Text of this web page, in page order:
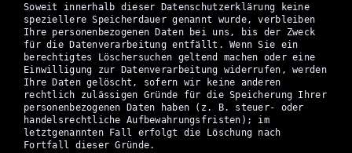
Soweit innerhalb dieser Datenschutzerklärung keine
speziellere Speicherdauer genannt wurde, verbleiben
Ihre personenbezogenen Daten bei uns, bis der Zweck
für die Datenverarbeitung entfällt. Wenn Sie ein
berechtigtes Löschersuchen geltend machen oder eine
Einwilligung zur Datenverarbeitung widerrufen, werden
Ihre Daten gelöscht, sofern wir keine anderen
rechtlich zulässigen Gründe für die Speicherung Ihrer
personenbezogenen Daten haben (z. B. steuer- oder
handelsrechtliche Aufbewahrungsfristen); im
letztgenannten Fall erfolgt die Löschung nach
Fortfall dieser Gründe.